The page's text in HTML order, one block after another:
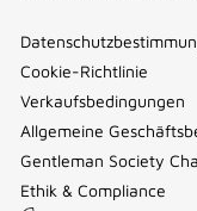
Cookie-Richtlinie
Verkaufsbedingungen
Allgemeine
Gentleman Society
Ethik & Compliance